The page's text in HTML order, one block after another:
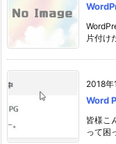
片付け
2018年
Word
皆様こ
って困